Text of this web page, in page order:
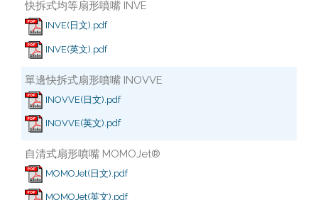
快拆式均等扇形噴嘴 INVE
INVE(日文).pdf
INVE(英文).pdf
單邊快拆式扇形噴嘴 INOVVE
INOVVE(日文).pdf
INOVVE(英文).pdf
自清式扇形噴嘴 MOMOJet®
MOMOJet(日文).pdf
MOMOJet(英文).pdf